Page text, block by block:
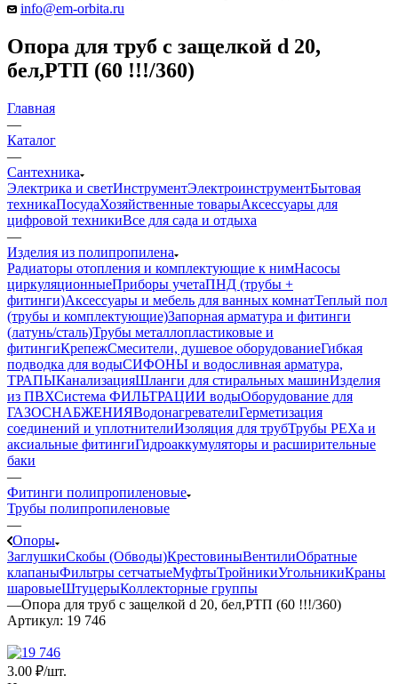
info@em-orbita.ru
Опора для труб с защелкой d 20,
бел,РТП (60 !!!/360)
Главная
—
Каталог
—
Сантехника
Электрика и светИнструментЭлектроинструментБытовая
техникаПосудаХозяйственные товарыАксессуары для
цифровой техникиВсе для сада и отдыха
—
Изделия из полипропилена
Радиаторы отопления и комплектующие к нимНасосы
циркуляционныеПриборы учетаПНД (трубы +
фитинги)Аксессуары и мебель для ванных комнатТеплый пол
(трубы и комплектующие)Запорная арматура и фитинги
(латунь/сталь)Трубы металлопластиковые и
фитингиКрепежСмесители, душевое оборудованиеГибкая
подводка для водыСИФОНЫ и водосливная арматура,
ТРАПЫКанализацияШланги для стиральных машинИзделия
из ПВХСистема ФИЛЬТРАЦИИ водыОборудование для
ГАЗОСНАБЖЕНИЯВодонагревателиГерметизация
соединений и уплотнителиИзоляция для трубТрубы PEXa и
аксиальные фитингиГидроаккумуляторы и расширительные
баки
—
Фитинги полипропиленовые
Трубы полипропиленовые
—
Опоры
ЗаглушкиСкобы (Обводы)КрестовиныВентилиОбратные
клапаныФильтры сетчатыеМуфтыТройникиУгольникиКраны
шаровыеШтуцерыКоллекторные группы
—Опора для труб с защелкой d 20, бел,РТП (60 !!!/360)
Артикул: 19 746
3.00 ₽/шт.